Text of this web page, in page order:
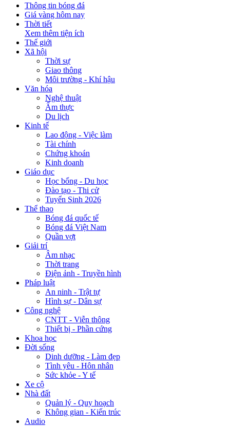
Thông tin bóng đá
Giá vàng hôm nay
Thời tiết
Xem thêm tiện ích
Thế giới
Xã hội
Thời sự
Giao thông
Môi trường - Khí hậu
Văn hóa
Nghệ thuật
Ẩm thực
Du lịch
Kinh tế
Lao động - Việc làm
Tài chính
Chứng khoán
Kinh doanh
Giáo dục
Học bổng - Du học
Đào tạo - Thi cử
Tuyển Sinh 2026
Thể thao
Bóng đá quốc tế
Bóng đá Việt Nam
Quần vợt
Giải trí
Âm nhạc
Thời trang
Điện ảnh - Truyền hình
Pháp luật
An ninh - Trật tự
Hình sự - Dân sự
Công nghệ
CNTT - Viễn thông
Thiết bị - Phần cứng
Khoa học
Đời sống
Dinh dưỡng - Làm đẹp
Tình yêu - Hôn nhân
Sức khỏe - Y tế
Xe cộ
Nhà đất
Quản lý - Quy hoạch
Không gian - Kiến trúc
Audio